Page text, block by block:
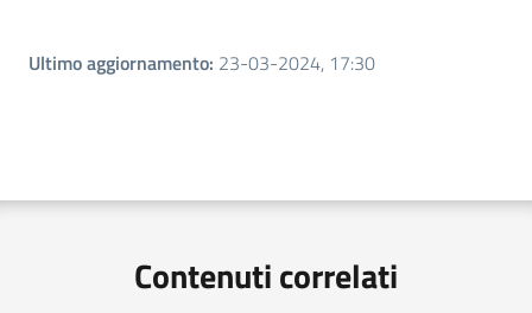
Ultimo aggiornamento: 23-03-2024, 17:30
Contenuti correlati